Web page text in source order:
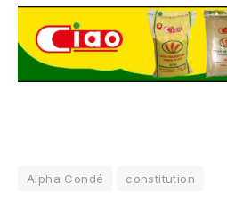
Alpha Condé constitution